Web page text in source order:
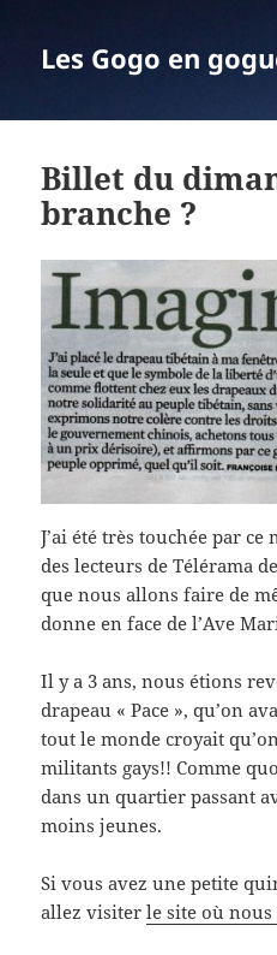
Les Gogo en
Billet du
branche ?
J’ai été très touchée par
des lecteurs de Télérama
que nous allons faire de
donne en face de l’Ave
Il y a 3 ans, nous étions
drapeau « Pace », qu’on
tout le monde croyait
militants gays!! Comme
dans un quartier passant
moins jeunes.
Si vous avez une petite
allez visiterle site où nous